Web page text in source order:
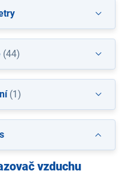
vzduchu
(44)
(1)